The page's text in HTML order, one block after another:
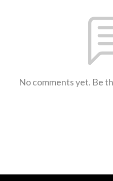
No comments yet. Be